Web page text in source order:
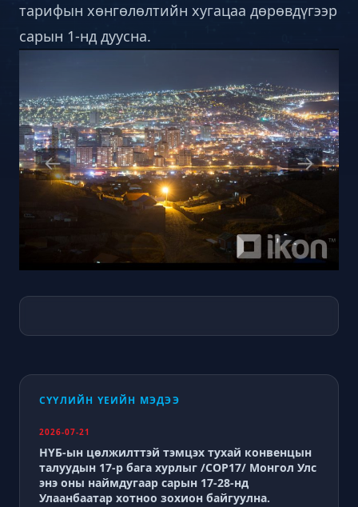
тарифын хөнгөлөлтийн хугацаа дөрөвдүгээр
сарын 1-нд дуусна.
СҮҮЛИЙН ҮЕИЙН МЭДЭЭ
2026-07-21
НҮБ-ын цөлжилттэй тэмцэх тухай конвенцын
талуудын 17-р бага хурлыг /СОР17/ Монгол Улс
энэ оны наймдугаар сарын 17-28-нд
Улаанбаатар хотноо зохион байгуулна.